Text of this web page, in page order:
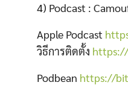
4) Podcast :
Apple Podcast
วิธีการติดตั้ง
Podbean https://